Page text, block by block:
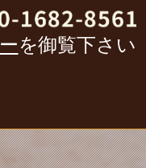
を御覧下さい